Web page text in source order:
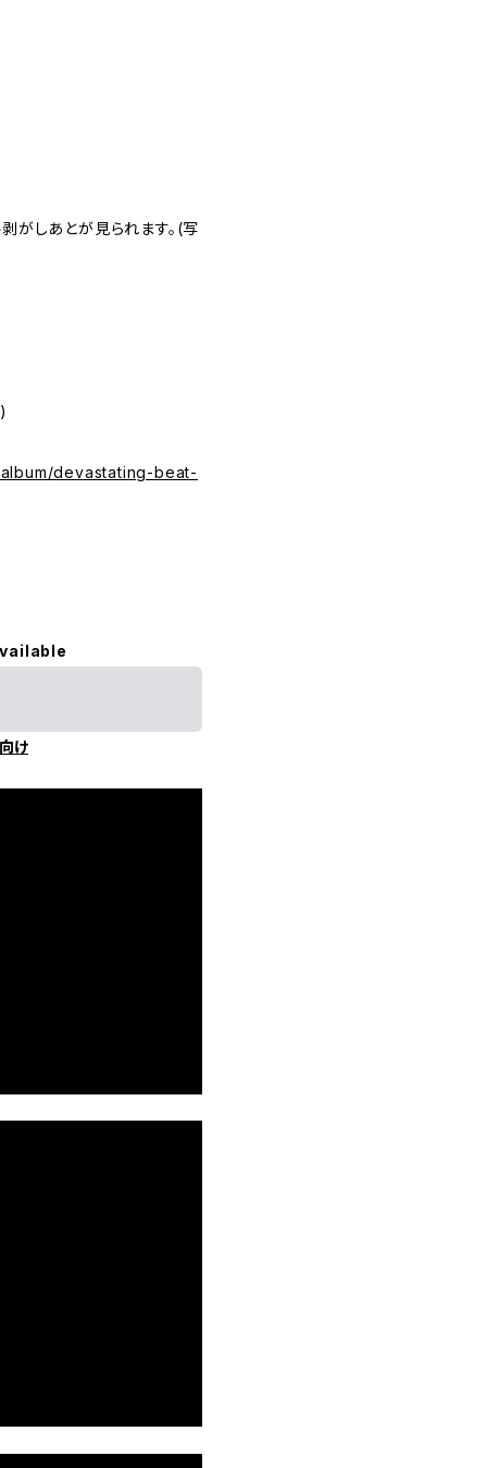
がしあとが見られます。(写
devastating-beat-
け